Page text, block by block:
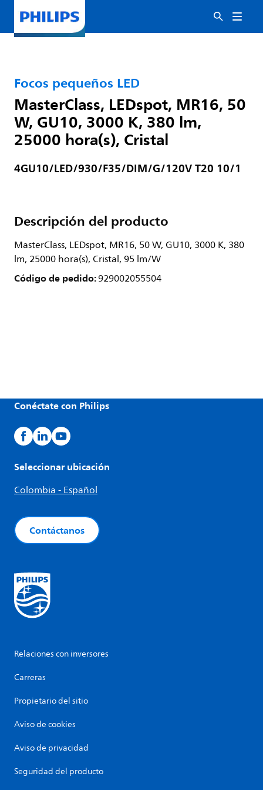
Focos pequeños LED
MasterClass, LEDspot, MR16, 50
W, GU10, 3000 K, 380 lm,
25000 hora(s), Cristal
4GU10/LED/930/F35/DIM/G/120V T20 10/1
Descripción del producto
MasterClass, LEDspot, MR16, 50 W, GU10, 3000 K, 380
lm, 25000 hora(s), Cristal, 95 lm/W
Código de pedido:929002055504
Conéctate con Philips
Seleccionar ubicación
Colombia - Español
Contáctanos
Relaciones con inversores
Carreras
Propietario del sitio
Aviso de cookies
Aviso de privacidad
Seguridad del producto